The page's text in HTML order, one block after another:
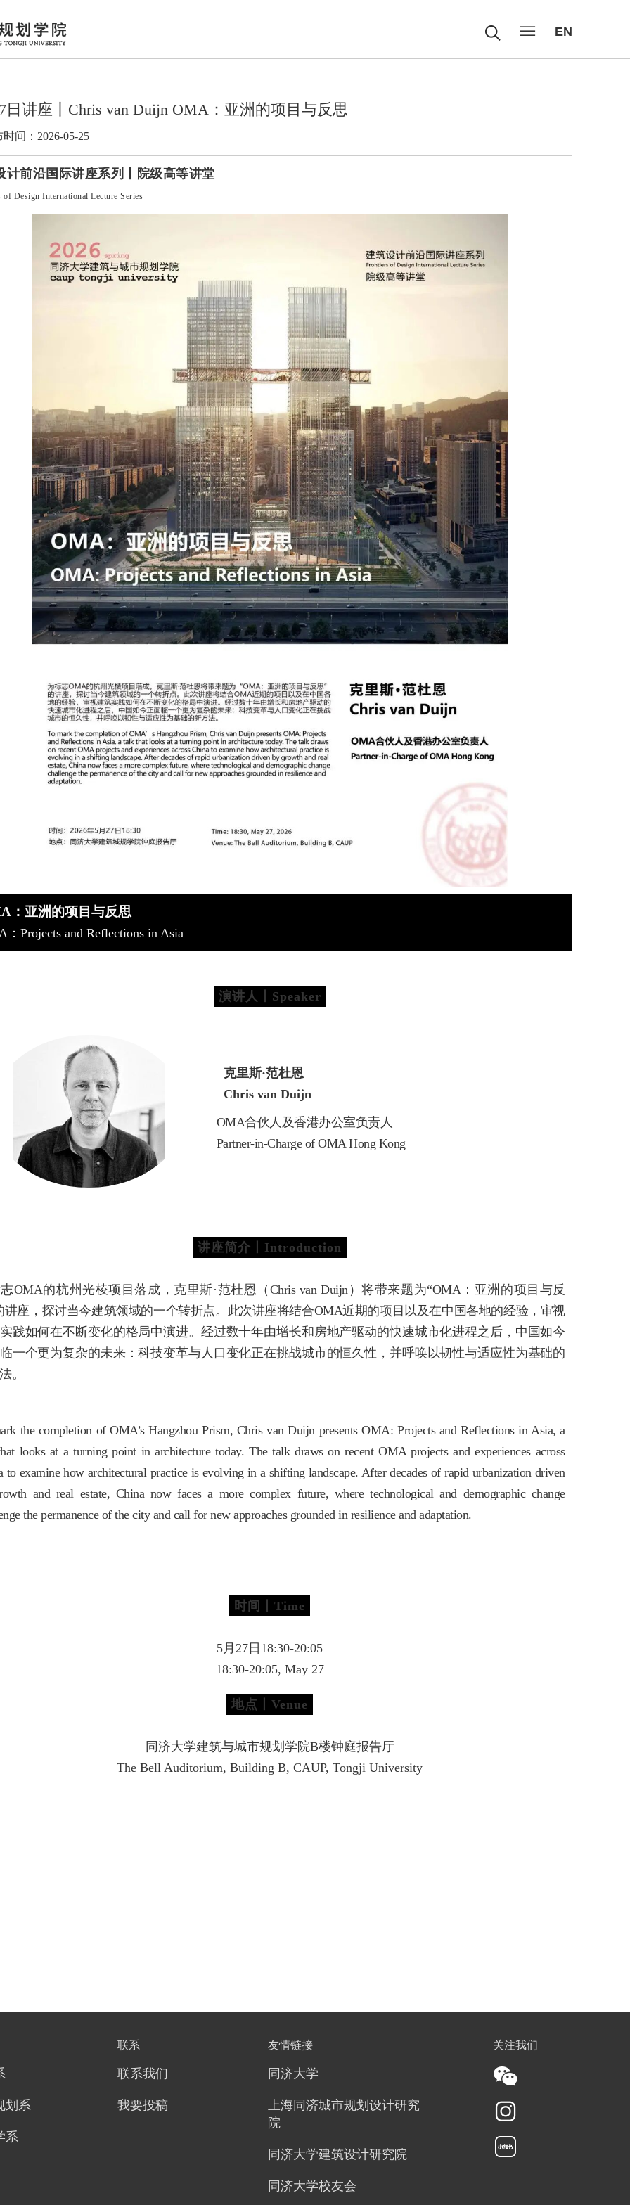
EN
日讲座丨Chris van Duijn OMA：亚洲的项目与反思
时间：2026-05-25
计前沿国际讲座系列丨院级高等讲堂
of Design International Lecture Series
：亚洲的项目与反思
：Projects and Reflections in Asia
演讲人丨Speaker
克里斯·范杜恩
Chris van Duijn
OMA合伙人及香港办公室负责人
Partner-in-Charge of OMA Hong Kong
讲座简介丨Introduction
OMA的杭州光棱项目落成，克里斯·范杜恩（Chris van Duijn）将带来题为“OMA：亚洲的项目与反
讲座，探讨当今建筑领域的一个转折点。此次讲座将结合OMA近期的项目以及在中国各地的经验，审视
践如何在不断变化的格局中演进。经过数十年由增长和房地产驱动的快速城市化进程之后，中国如今
一个更为复杂的未来：科技变革与人口变化正在挑战城市的恒久性，并呼唤以韧性与适应性为基础的
。
the completion of OMA’s Hangzhou Prism, Chris van Duijn presents OMA: Projects and Reflections in Asia, a
looks at a turning point in architecture today. The talk draws on recent OMA projects and experiences across
to examine how architectural practice is evolving in a shifting landscape. After decades of rapid urbanization driven
and real estate, China now faces a more complex future, where technological and demographic change
the permanence of the city and call for new approaches grounded in resilience and adaptation.
时间丨Time
5月27日18:30-20:05
18:30-20:05, May 27
地点丨Venue
同济大学建筑与城市规划学院B楼钟庭报告厅
The Bell Auditorium, Building B, CAUP, Tongji University
划系
系
联系
联系我们
我要投稿
友情链接
同济大学
上海同济城市规划设计研究
院
同济大学建筑设计研究院
同济大学校友会
关注我们